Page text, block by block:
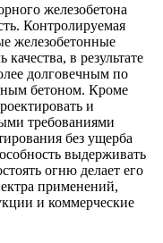
железобетона
Контролируемая
железобетонные
в результате
долговечным по
бетоном. Кроме
и
требованиями
без ущерба
выдерживать
огню делает его
применений,
и коммерческие